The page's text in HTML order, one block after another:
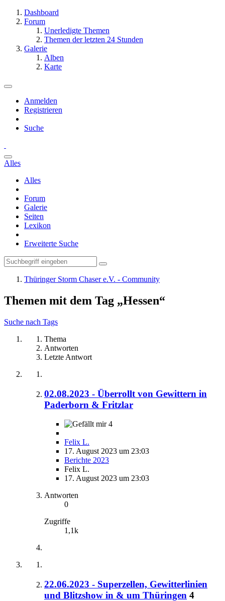
Dashboard
Forum
Unerledigte Themen
Themen der letzten 24 Stunden
Galerie
Alben
Karte
Anmelden
Registrieren
Suche
Alles
Alles
Forum
Galerie
Seiten
Lexikon
Erweiterte Suche
Thüringer Storm Chaser e.V. - Community
Themen mit dem Tag „Hessen“
Suche nach Tags
Thema
Antworten
Letzte Antwort
02.08.2023 - Überrollt von Gewittern in
Paderborn & Fritzlar
4
Felix L.
17. August 2023 um 23:03
Berichte 2023
Felix L.
17. August 2023 um 23:03
Antworten
0
Zugriffe
1,1k
22.06.2023 - Superzellen, Gewitterlinien
und Blitzshow in & um Thüringen 4